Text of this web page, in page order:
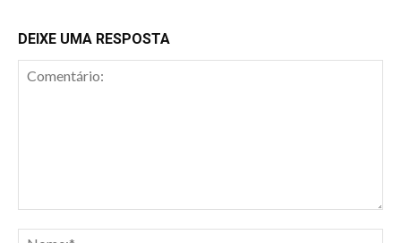
DEIXE UMA RESPOSTA